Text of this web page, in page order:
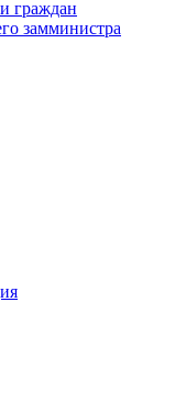
граждан
замминистра